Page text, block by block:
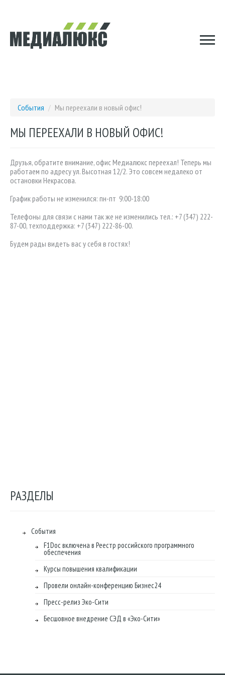
События / Мы переехали в новый офис!
МЫ ПЕРЕЕХАЛИ В НОВЫЙ ОФИС!
Друзья, обратите внимание, офис Медиалюкс переехал! Теперь мы
работаем по адресу ул. Высотная 12/2. Это совсем недалеко от
остановки Некрасова.
График работы не изменился: пн-пт 9:00-18:00
Телефоны для связи с нами так же не изменились тел.: +7 (347) 222-
87-00, техподдержка: +7 (347) 222-86-00.
Будем рады видеть вас у себя в гостях!
РАЗДЕЛЫ
События
F1Doc включена в Реестр российского программного
обеспечения
Курсы повышения квалификации
Провели онлайн-конференцию Бизнес24
Пресс-релиз Эко-Сити
Бесшовное внедрение СЭД в «Эко-Сити»